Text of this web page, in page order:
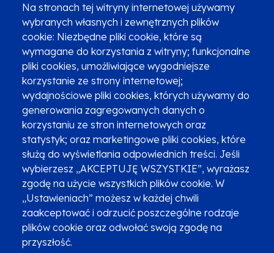
Na stronach tej witryny internetowej używamy
wybranych własnych i zewnętrznych plików
cookie: Niezbędne pliki cookie, które są
wymagane do korzystania z witryny; funkcjonalne
pliki cookies, umożliwiające wygodniejsze
korzystanie ze strony internetowej;
wydajnościowe pliki cookies, których używamy do
generowania zagregowanych danych o
korzystaniu ze stron internetowych oraz
statystyk; oraz marketingowe pliki cookies, które
służą do wyświetlania odpowiednich treści. Jeśli
wybierzesz „AKCEPTUJĘ WSZYSTKIE”, wyrażasz
zgodę na użycie wszystkich plików cookie. W
„Ustawieniach” możesz w każdej chwili
zaakceptować i odrzucić poszczególne rodzaje
plików cookie oraz odwołać swoją zgodę na
przyszłość.
Zgłoszenia podejrzenia niezgodności z KPP i KPON
Newsletter
Fundusze SMS-em
Najczęściej zadawane pytania
Promocja projektu
Zobacz inne programy
Poznaj Fundusze 2014-2020
Deklaracja dostępności
Polityka prywatności
Przetwarzanie danych osobowych
Zgłoś błąd Mapa strony